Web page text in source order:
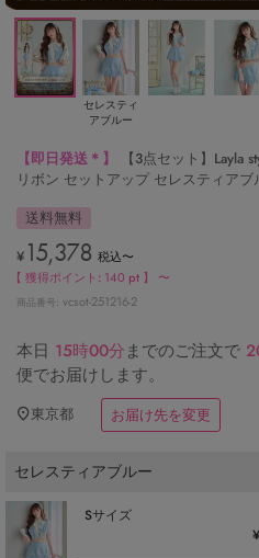
セレスティ
アブルー
【即日発送＊】
【3点セット】Layla
リボン セットアップ セレスティアブ
送料無料
¥ 15,378 税込〜
【 獲得ポイント: 140 pt 】 〜
商品番号 vcsot-251216-2
本日 15時00分までのご注文で
便でお届けします。
東京都 お届け先を変更
セレスティアブルー
Sサイズ
¥